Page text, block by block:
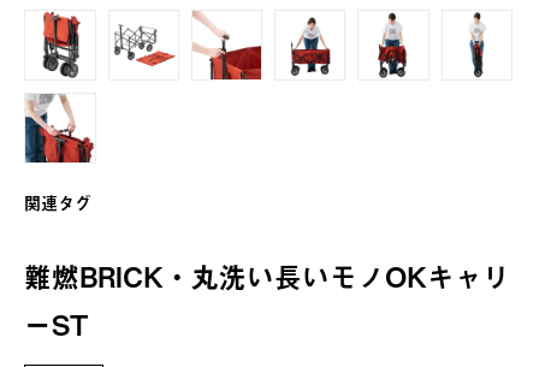
関連タグ
難燃BRICK・丸洗い長いモノOKキャリ
ーST